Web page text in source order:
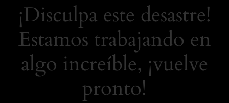
¡Disculpa este desastre!
Estamos trabajando en
algo increíble, ¡vuelve
pronto!